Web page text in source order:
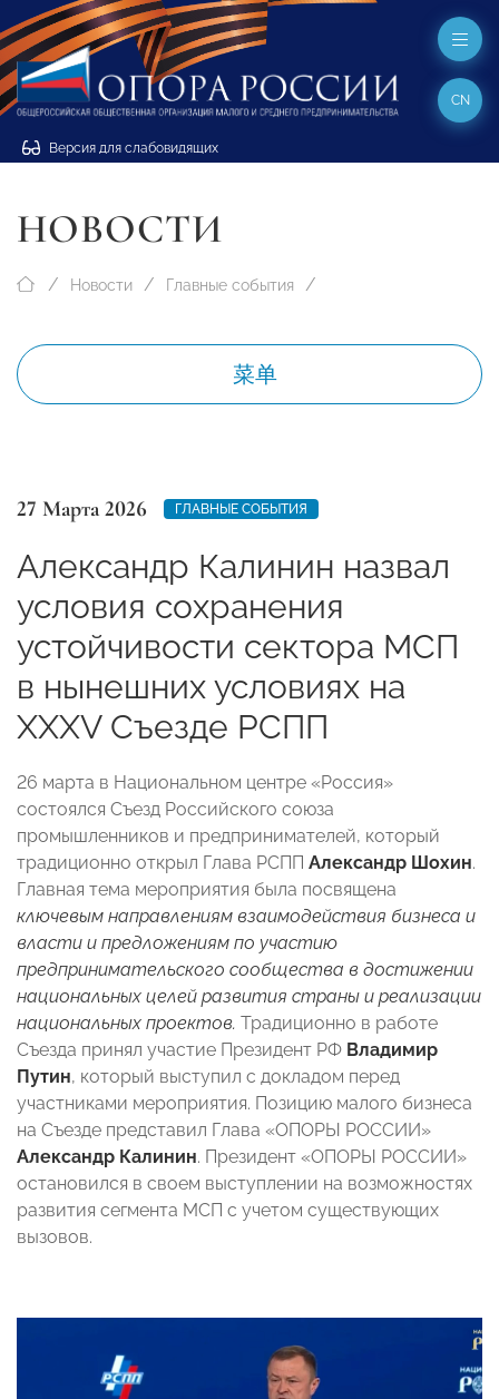
Версия для слабовидящих
CN
НОВОСТИ
Новости Главные события
菜单
27 Марта 2026 ГЛАВНЫЕ СОБЫТИЯ
Александр Калинин назвал
условия сохранения
устойчивости сектора МСП
в нынешних условиях на
XXXV Съезде РСПП
26 марта в Национальном центре «Россия»
состоялся Съезд Российского союза
промышленников и предпринимателей, который
традиционно открыл Глава РСПП Александр Шохин.
Главная тема мероприятия была посвящена
ключевым направлениям взаимодействия бизнеса и
власти и предложениям по участию
предпринимательского сообщества в достижении
национальных целей развития страны и реализации
национальных проектов. Традиционно в работе
Съезда принял участие Президент РФ Владимир
Путин, который выступил с докладом перед
участниками мероприятия. Позицию малого бизнеса
на Съезде представил Глава «ОПОРЫ РОССИИ»
Александр Калинин. Президент «ОПОРЫ РОССИИ»
остановился в своем выступлении на возможностях
развития сегмента МСП с учетом существующих
вызовов.